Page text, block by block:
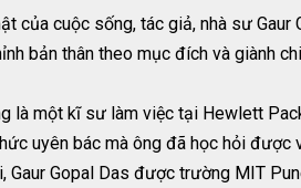
của cuộc sống, tác giả, nhà sư
bản thân theo mục đích và giành
là một kĩ sư làm việc tại Hewlett
uyên bác mà ông đã học hỏi
Gaur Gopal Das được trường MIT